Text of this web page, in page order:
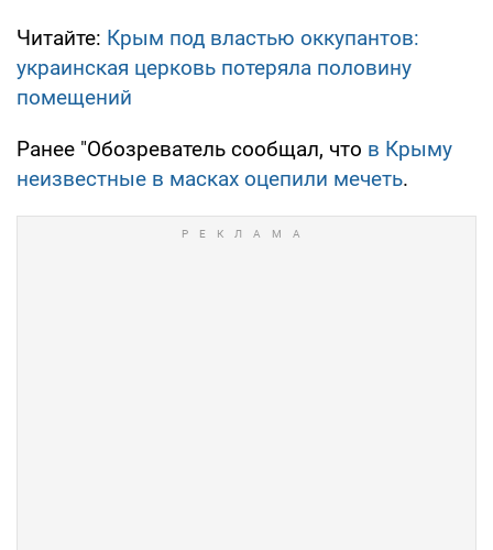
Читайте: Крым под властью оккупантов:
украинская церковь потеряла половину
помещений
Ранее "Обозреватель сообщал, что в Крыму
неизвестные в масках оцепили мечеть.